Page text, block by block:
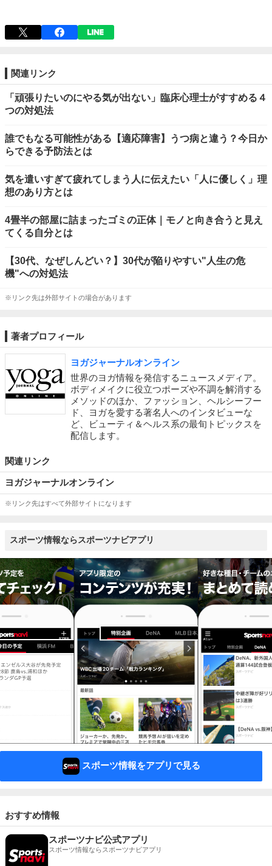
関連リンク
「頑張りたいのにやる気が出ない」臨床心理士がすすめる４
つの対処法
誰でもなる可能性がある【適応障害】うつ病と違う？今日か
らできる予防法とは
気を遣いすぎて疲れてしまう人に伝えたい「人に優しく」理
想のあり方とは
4畳半の部屋に詰まったゴミの正体｜モノと向き合うと見え
てくる自分とは
【30代、なぜしんどい？】30代が陥りやすい"人生の危
機"への対処法
※リンク先は外部サイトの場合があります
著者プロフィール
ヨガジャーナルオンライン
世界のヨガ情報を発信するニュースメディア。
ボディメイクに役立つポーズや不調を解消する
メソッドのほか、ファッション、ヘルシーフー
ド、ヨガを愛する著名人へのインタビューな
ど、ビューティ＆ヘルス系の最旬トピックスを
配信します。
関連リンク
ヨガジャーナルオンライン
※リンク先はすべて外部サイトになります
スポーツ情報ならスポーツナビアプリ
スポーツ情報をアプリで見る
おすすめ情報
スポーツナビ公式アプリ
スポーツ情報ならスポーツナビアプリ